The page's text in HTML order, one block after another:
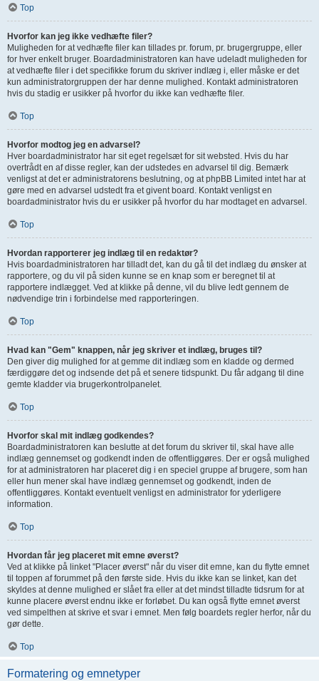
Top
Hvorfor kan jeg ikke vedhæfte filer?
Muligheden for at vedhæfte filer kan tillades pr. forum, pr. brugergruppe, eller
for hver enkelt bruger. Boardadministratoren kan have udeladt muligheden for
at vedhæfte filer i det specifikke forum du skriver indlæg i, eller måske er det
kun administratorgruppen der har denne mulighed. Kontakt administratoren
hvis du stadig er usikker på hvorfor du ikke kan vedhæfte filer.
Top
Hvorfor modtog jeg en advarsel?
Hver boardadministrator har sit eget regelsæt for sit websted. Hvis du har
overtrådt en af disse regler, kan der udstedes en advarsel til dig. Bemærk
venligst at det er administratorens beslutning, og at phpBB Limited intet har at
gøre med en advarsel udstedt fra et givent board. Kontakt venligst en
boardadministrator hvis du er usikker på hvorfor du har modtaget en advarsel.
Top
Hvordan rapporterer jeg indlæg til en redaktør?
Hvis boardadministratoren har tilladt det, kan du gå til det indlæg du ønsker at
rapportere, og du vil på siden kunne se en knap som er beregnet til at
rapportere indlægget. Ved at klikke på denne, vil du blive ledt gennem de
nødvendige trin i forbindelse med rapporteringen.
Top
Hvad kan "Gem" knappen, når jeg skriver et indlæg, bruges til?
Den giver dig mulighed for at gemme dit indlæg som en kladde og dermed
færdiggøre det og indsende det på et senere tidspunkt. Du får adgang til dine
gemte kladder via brugerkontrolpanelet.
Top
Hvorfor skal mit indlæg godkendes?
Boardadministratoren kan beslutte at det forum du skriver til, skal have alle
indlæg gennemset og godkendt inden de offentliggøres. Der er også mulighed
for at administratoren har placeret dig i en speciel gruppe af brugere, som han
eller hun mener skal have indlæg gennemset og godkendt, inden de
offentliggøres. Kontakt eventuelt venligst en administrator for yderligere
information.
Top
Hvordan får jeg placeret mit emne øverst?
Ved at klikke på linket "Placer øverst" når du viser dit emne, kan du flytte emnet
til toppen af forummet på den første side. Hvis du ikke kan se linket, kan det
skyldes at denne mulighed er slået fra eller at det mindst tilladte tidsrum for at
kunne placere øverst endnu ikke er forløbet. Du kan også flytte emnet øverst
ved simpelthen at skrive et svar i emnet. Men følg boardets regler herfor, når du
gør dette.
Top
Formatering og emnetyper